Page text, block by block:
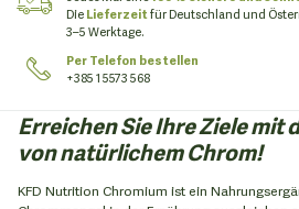
DieLieferzeitfür Deutschland und
3–5 Werktage.
Per Telefon bestellen
+385 1 5573 568
Erreichen Sie Ihre Ziele mit
von natürlichem Chrom!
KFD Nutrition Chromium ist ein